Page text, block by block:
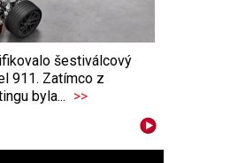
šestiválcový
911. Zatímco z
byla... >>